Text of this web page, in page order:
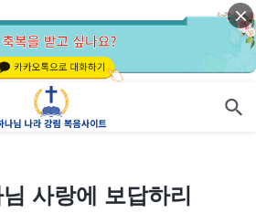
사랑에 보답하리